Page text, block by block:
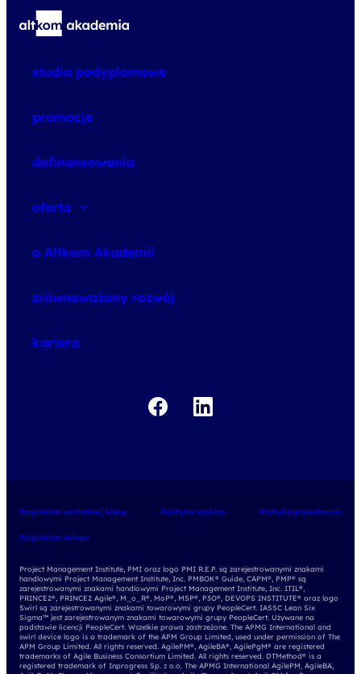
studia podyplomowe
promocje
dofinansowania
oferta
o Altkom Akademii
zrównoważony rozwój
kariera
Regulamin wirtualnej klasy Polityka cookies Polityka prywatności
Regulamin sklepu
Project Management Institute, PMI oraz logo PMI R.E.P. są zarejestrowanymi znakami
handlowymi Project Management Institute, Inc. PMBOK® Guide, CAPM®, PMP® są
zarejestrowanymi znakami handlowymi Project Management Institute, Inc. ITIL®,
PRINCE2®, PRINCE2 Agile®, M_o_R®, MoP®, MSP®, P3O®, DEVOPS INSTITUTE® oraz logo
Swirl są zarejestrowanymi znakami towarowymi grupy PeopleCert. IASSC Lean Six
Sigma™ jest zarejestrowanym znakami towarowymi grupy PeopleCert. Używane na
podstawie licencji PeopleCert. Wszelkie prawa zastrzeżone. The APMG International and
swirl device logo is a trademark of the APM Group Limited, used under permission of The
APM Group Limited. All rights reserved. AgilePM®, AgileBA®, AgilePgM® are registered
trademarks of Agile Business Consortium Limited. All rights reserved. DTMethod® is a
registered trademark of Inprogress Sp. z o.o. The APMG International AgilePM, AgileBA,